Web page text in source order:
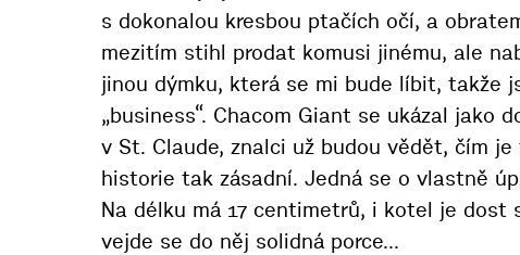
s dokonalou kresbou ptačích očí, a
mezitím stihl prodat komusi jinému, ale
jinou dýmku, která se mi bude líbit, takže
„business“. Chacom Giant se ukázal jako
v St. Claude, znalci už budou vědět, čím
historie tak zásadní. Jedná se o vlastně
Na délku má 17 centimetrů, i kotel je dost
vejde se do něj solidná porce...